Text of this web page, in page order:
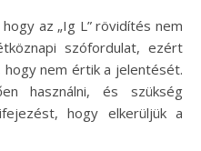
az „Ig L” rövidítés nem
szófordulat, ezért
hogy nem értik a jelentését.
használni, és szükség
hogy elkerüljük a